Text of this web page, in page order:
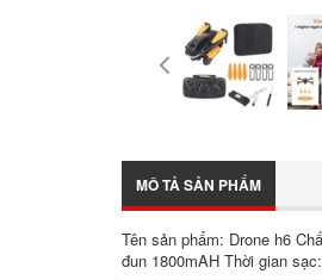
MÔ TẢ SẢN PHẨM
Tên sản phẩm: Drone h6
đun 1800mAH Thời gian